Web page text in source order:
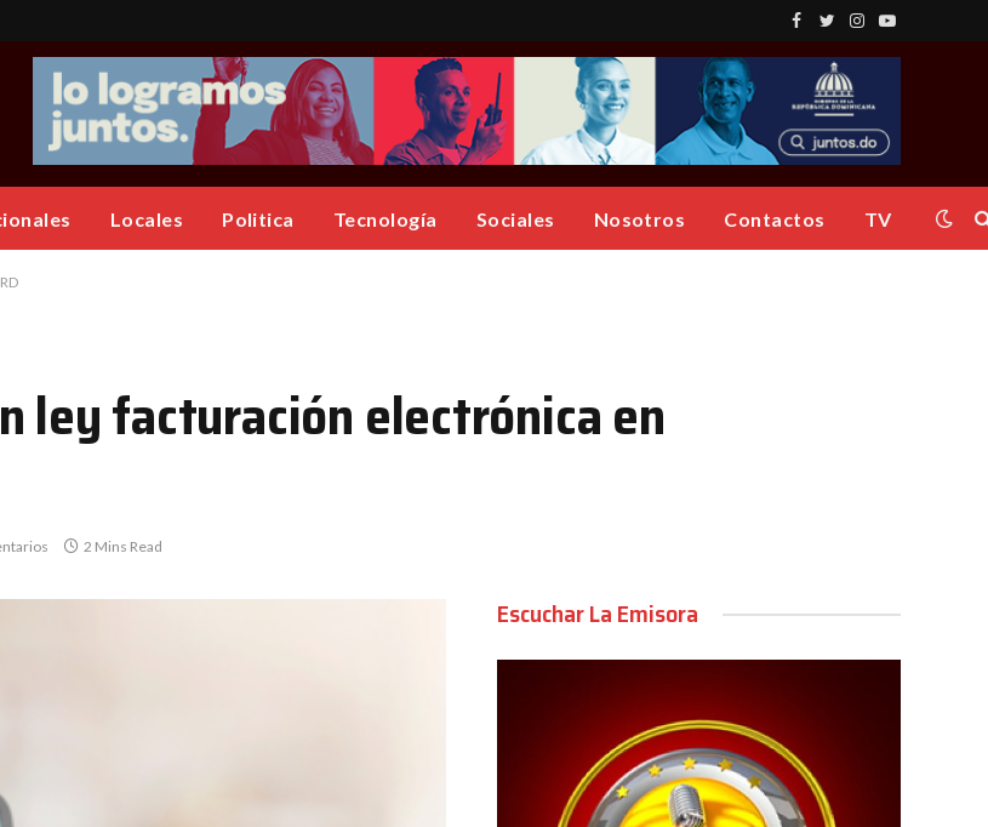
Facebook
TwitterInstagram
YouTube
Locales Politica Tecnología Sociales Nosotros Contactos TV
ley facturación electrónica en
2 Mins Read
Escuchar La Emisora